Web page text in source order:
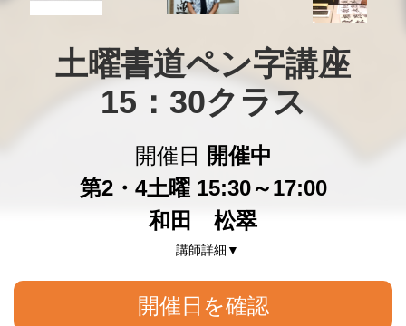
土曜書道ペン字講座
15：30クラス
開催日
開催中
第2・4土曜 15:30～17:00
和田 松翠
講師詳細▼
開催日を確認